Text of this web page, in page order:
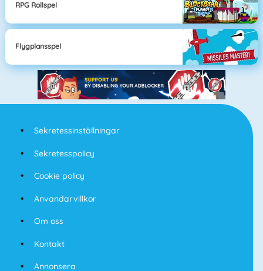
RPG Rollspel
Flygplansspel
Sekretessinställningar
Sekretesspolicy
Cookie policy
Anvandarvillkor
Om oss
Kontakt
Annonsera